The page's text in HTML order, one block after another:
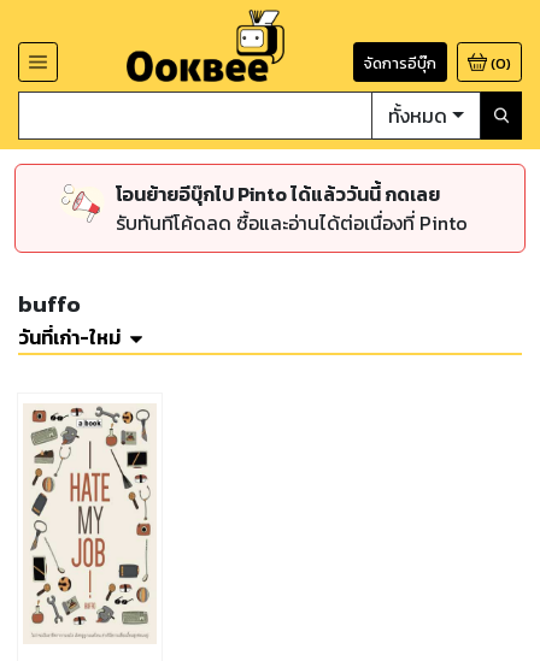
จัดการอีบุ๊ก (0)
ทั้งหมด
โอนย้ายอีบุ๊กไป Pinto ได้แล้ววันนี้ กดเลย
รับทันทีโค้ดลด ซื้อและอ่านได้ต่อเนื่องที่ Pinto
buffo
วันที่เก่า-ใหม่